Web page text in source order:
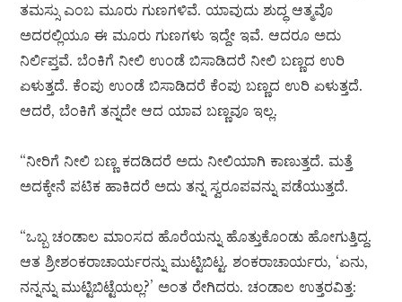
ತಮಸ್ಸು ಎಂಬ ಮೂರು ಗುಣಗಳಿವೆ. ಯಾವುದು ಶುದ್ಧ ಆತ್ಮವೊ
ಅದರಲ್ಲಿಯೂ ಈ ಮೂರು ಗುಣಗಳು ಇದ್ದೇ ಇವೆ. ಆದರೂ ಅದು
ನಿರ್ಲಿಪ್ತವೆ. ಬೆಂಕಿಗೆ ನೀಲಿ ಉಂಡೆ ಬಿಸಾಡಿದರೆ ನೀಲಿ ಬಣ್ಣದ ಉರಿ
ಏಳುತ್ತದೆ. ಕೆಂಪು ಉಂಡೆ ಬಿಸಾಡಿದರೆ ಕೆಂಪು ಬಣ್ಣದ ಉರಿ ಏಳುತ್ತದೆ.
ಆದರೆ, ಬೆಂಕಿಗೆ ತನ್ನದೇ ಆದ ಯಾವ ಬಣ್ಣವೂ ಇಲ್ಲ.
“ನೀರಿಗೆ ನೀಲಿ ಬಣ್ಣ ಕದಡಿದರೆ ಅದು ನೀಲಿಯಾಗಿ ಕಾಣುತ್ತದೆ. ಮತ್ತೆ
ಅದಕ್ಕೇನೆ ಪಟಿಕ ಹಾಕಿದರೆ ಅದು ತನ್ನ ಸ್ವರೂಪವನ್ನು ಪಡೆಯುತ್ತದೆ.
“ಒಬ್ಬ ಚಂಡಾಲ ಮಾಂಸದ ಹೊರೆಯನ್ನು ಹೊತ್ತುಕೊಂಡು ಹೋಗುತ್ತಿದ್ದ.
ಆತ ಶ್ರೀಶಂಕರಾಚಾರ್ಯರನ್ನು ಮುಟ್ಟಿಬಿಟ್ಟ. ಶಂಕರಾಚಾರ್ಯರು, ‘ಏನು,
ನನ್ನನ್ನು ಮುಟ್ಟಿಬಿಟ್ಟೆಯಲ್ಲ?’ ಅಂತ ರೇಗಿದರು. ಚಂಡಾಲ ಉತ್ತರವಿತ್ತ: